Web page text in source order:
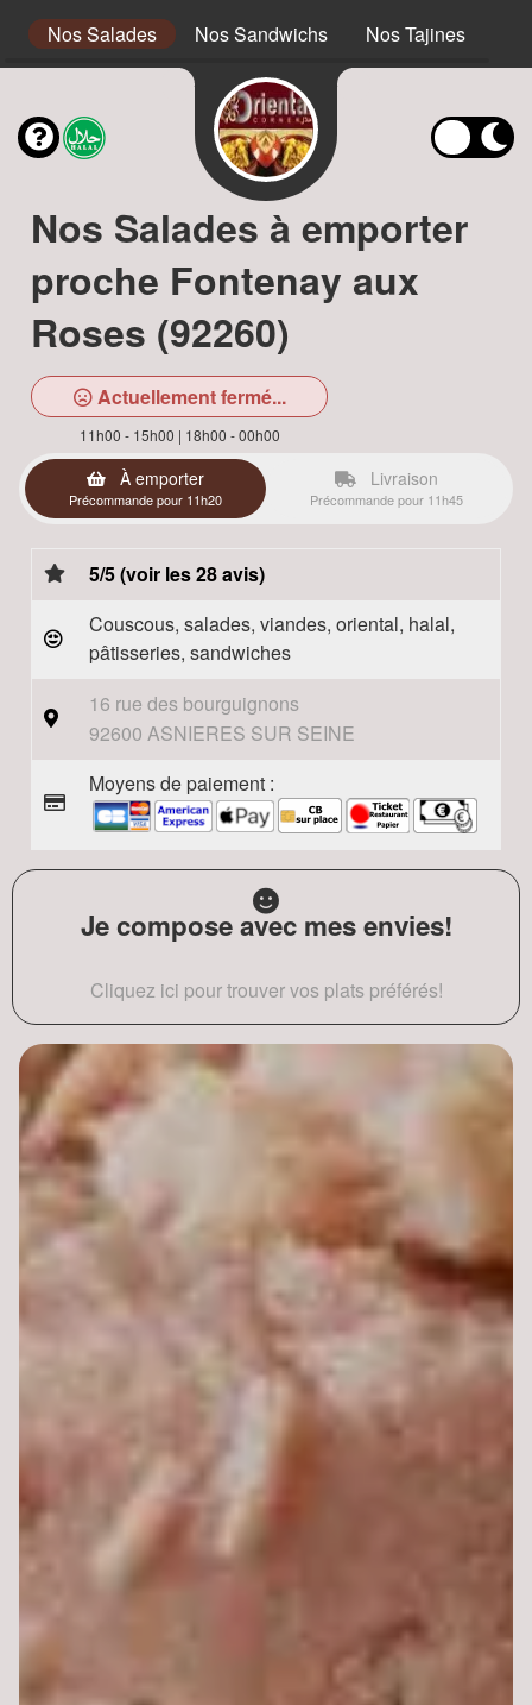
Nos Salades Nos Sandwichs Nos Tajines
Nos Salades à emporter
proche Fontenay aux
Roses (92260)
Actuellement fermé...
11h00 - 15h00 | 18h00 - 00h00
À emporter
Précommande pour 11h20
Livraison
Précommande pour 11h45
5/5 (voir les 28 avis)
Couscous, salades, viandes, oriental, halal,
pâtisseries, sandwiches
16 rue des bourguignons
92600 ASNIERES SUR SEINE
Moyens de paiement :
Je compose avec mes envies!
Cliquez ici pour trouver vos plats préférés!